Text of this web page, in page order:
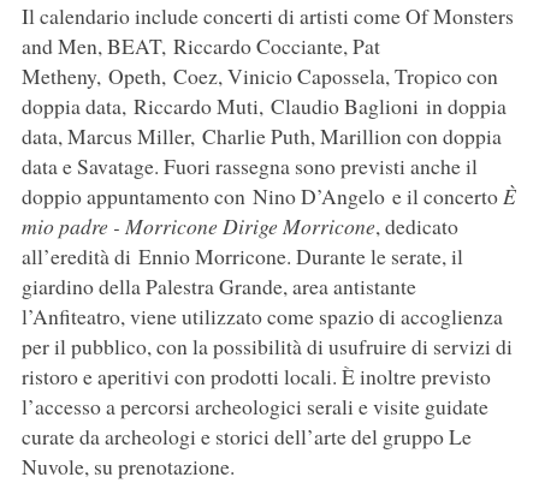
Il calendario include concerti di artisti come Of Monsters
and Men, BEAT, Riccardo Cocciante, Pat
Metheny, Opeth, Coez, Vinicio Capossela, Tropico con
doppia data, Riccardo Muti, Claudio Baglioni in doppia
data, Marcus Miller, Charlie Puth, Marillion con doppia
data e Savatage. Fuori rassegna sono previsti anche il
doppio appuntamento con Nino D’Angelo e il concertoÈ
mio padre - Morricone Dirige Morricone, dedicato
all’eredità di Ennio Morricone. Durante le serate, il
giardino della Palestra Grande, area antistante
l’Anfiteatro, viene utilizzato come spazio di accoglienza
per il pubblico, con la possibilità di usufruire di servizi di
ristoro e aperitivi con prodotti locali. È inoltre previsto
l’accesso a percorsi archeologici serali e visite guidate
curate da archeologi e storici dell’arte del gruppo Le
Nuvole, su prenotazione.